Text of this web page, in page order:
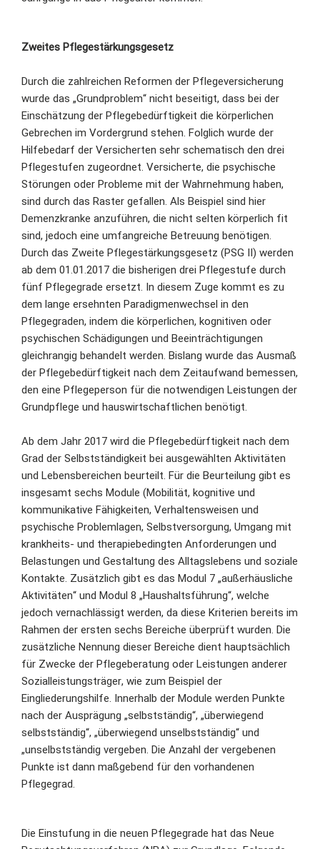
Zweites Pflegestärkungsgesetz
Durch die zahlreichen Reformen der Pflegeversicherung
wurde das „Grundproblem“ nicht beseitigt, dass bei der
Einschätzung der Pflegebedürftigkeit die körperlichen
Gebrechen im Vordergrund stehen. Folglich wurde der
Hilfebedarf der Versicherten sehr schematisch den drei
Pflegestufen zugeordnet. Versicherte, die psychische
Störungen oder Probleme mit der Wahrnehmung haben,
sind durch das Raster gefallen. Als Beispiel sind hier
Demenzkranke anzuführen, die nicht selten körperlich fit
sind, jedoch eine umfangreiche Betreuung benötigen.
Durch das Zweite Pflegestärkungsgesetz (PSG II) werden
ab dem 01.01.2017 die bisherigen drei Pflegestufe durch
fünf Pflegegrade ersetzt. In diesem Zuge kommt es zu
dem lange ersehnten Paradigmenwechsel in den
Pflegegraden, indem die körperlichen, kognitiven oder
psychischen Schädigungen und Beeinträchtigungen
gleichrangig behandelt werden. Bislang wurde das Ausmaß
der Pflegebedürftigkeit nach dem Zeitaufwand bemessen,
den eine Pflegeperson für die notwendigen Leistungen der
Grundpflege und hauswirtschaftlichen benötigt.
Ab dem Jahr 2017 wird die Pflegebedürftigkeit nach dem
Grad der Selbstständigkeit bei ausgewählten Aktivitäten
und Lebensbereichen beurteilt. Für die Beurteilung gibt es
insgesamt sechs Module (Mobilität, kognitive und
kommunikative Fähigkeiten, Verhaltensweisen und
psychische Problemlagen, Selbstversorgung, Umgang mit
krankheits- und therapiebedingten Anforderungen und
Belastungen und Gestaltung des Alltagslebens und soziale
Kontakte. Zusätzlich gibt es das Modul 7 „außerhäusliche
Aktivitäten“ und Modul 8 „Haushaltsführung“, welche
jedoch vernachlässigt werden, da diese Kriterien bereits im
Rahmen der ersten sechs Bereiche überprüft wurden. Die
zusätzliche Nennung dieser Bereiche dient hauptsächlich
für Zwecke der Pflegeberatung oder Leistungen anderer
Sozialleistungsträger, wie zum Beispiel der
Eingliederungshilfe. Innerhalb der Module werden Punkte
nach der Ausprägung „selbstständig“, „überwiegend
selbstständig“, „überwiegend unselbstständig“ und
„unselbstständig vergeben. Die Anzahl der vergebenen
Punkte ist dann maßgebend für den vorhandenen
Pflegegrad.
Die Einstufung in die neuen Pflegegrade hat das Neue